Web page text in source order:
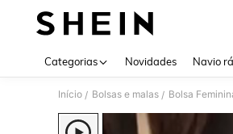
Categorias Novidades Navio
Início / Bolsas e malas / Bolsa